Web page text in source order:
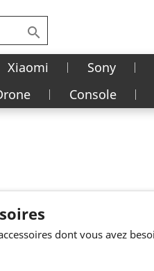

Xiaomi Sony
Console
dont vous avez